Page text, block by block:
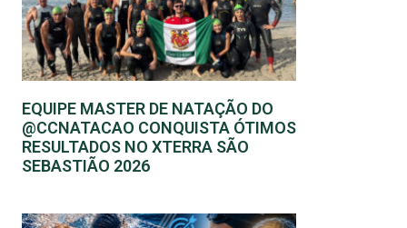
EQUIPE MASTER DE NATAÇÃO DO
@CCNATACAO CONQUISTA ÓTIMOS
RESULTADOS NO XTERRA SÃO
SEBASTIÃO 2026